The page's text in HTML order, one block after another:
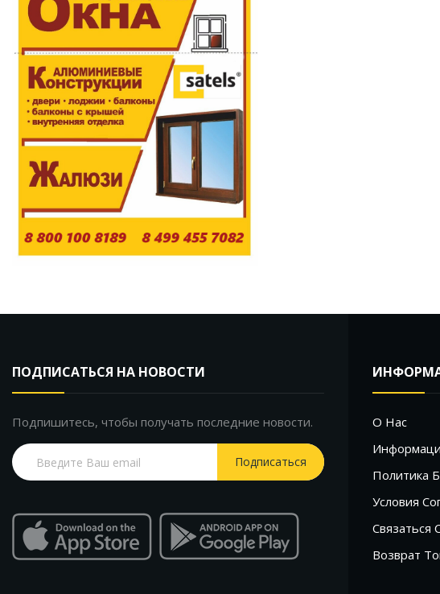
ПОДПИСАТЬСЯ НА НОВОСТИ
Подпишитесь, чтобы получать последние новости.
Подписаться
О Нас
Политика
Условия
Связаться
Возврат